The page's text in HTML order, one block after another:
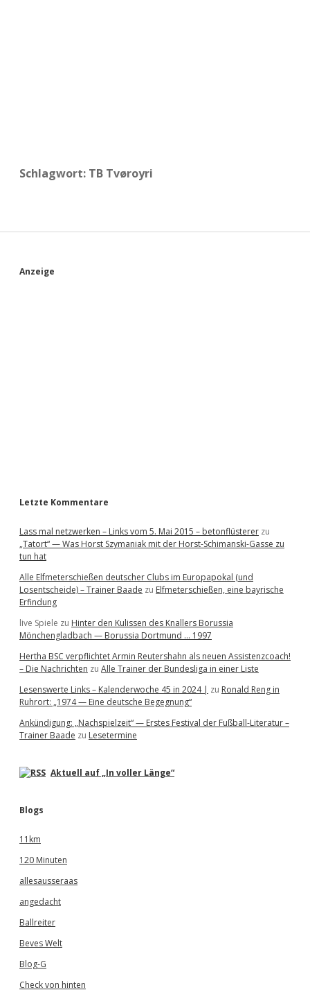
Schlagwort: TB Tvøroyri
S
Anzeige
Letzte Kommentare
Lass mal netzwerken – Links vom 5. Mai 2015 – betonflüsterer zu
„Tatort“ — Was Horst Szymaniak mit der Horst-Schimanski-Gasse zu
tun hat
Alle Elfmeterschießen deutscher Clubs im Europapokal (und
Losentscheide) – Trainer Baade zu Elfmeterschießen, eine bayrische
Erfindung
live Spiele zu Hinter den Kulissen des Knallers Borussia
Mönchengladbach — Borussia Dortmund … 1997
Hertha BSC verpflichtet Armin Reutershahn als neuen Assistenzcoach!
– Die Nachrichten zu Alle Trainer der Bundesliga in einer Liste
Lesenswerte Links – Kalenderwoche 45 in 2024 | zu Ronald Reng in
Ruhrort: „1974 — Eine deutsche Begegnung“
Ankündigung: „Nachspielzeit“ — Erstes Festival der Fußball-Literatur –
Trainer Baade zu Lesetermine
Aktuell auf „In voller Länge“
Blogs
11km
120 Minuten
allesausseraas
angedacht
Ballreiter
Beves Welt
Blog-G
Check von hinten